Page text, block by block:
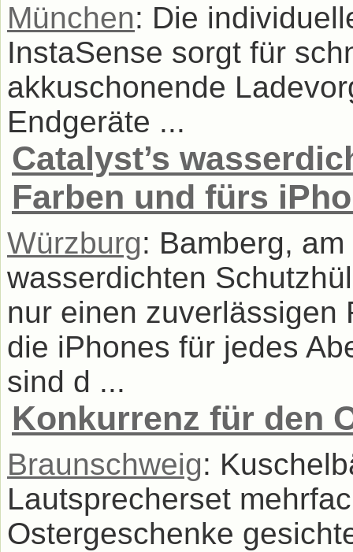
München: Die
InstaSense sorgt für
akkuschonende
Endgeräte ...
Catalyst’s
Farben und fürs
Würzburg: Bamberg,
wasserdichten
nur einen zuverlässigen
die iPhones für jedes
sind d ...
Konkurrenz für den
Braunschweig:
Lautsprecherset
Ostergeschenke